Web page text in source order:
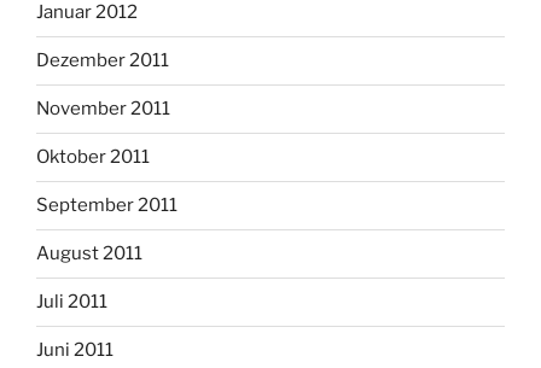
Januar 2012
Dezember 2011
November 2011
Oktober 2011
September 2011
August 2011
Juli 2011
Juni 2011